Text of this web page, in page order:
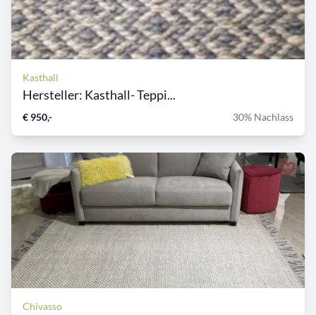
Kasthall
Hersteller: Kasthall- Teppi...
€ 950,- 30% Nachlass
Chivasso